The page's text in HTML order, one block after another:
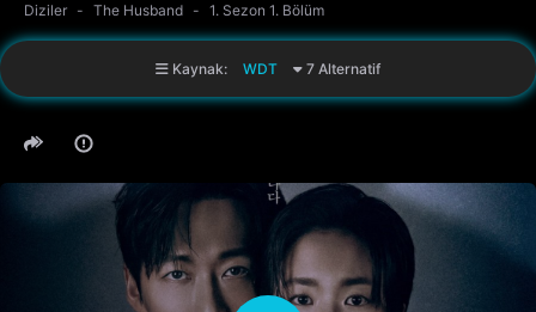
Diziler The Husband 1. Sezon 1. Bölüm
Kaynak: WDT 7 Alternatif